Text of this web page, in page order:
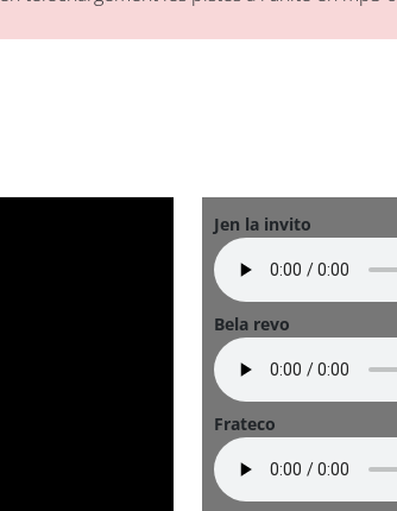
Jen la invito
Bela revo
Frateco